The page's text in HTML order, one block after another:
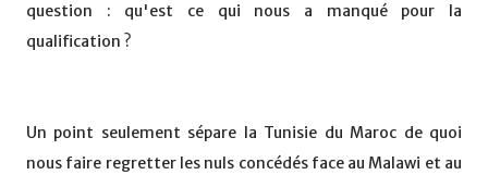
question : qu'est ce qui nous a manqué pour la
qualification ?
Un point seulement sépare la Tunisie du Maroc de quoi
nous faire regretter les nuls concédés face au Malawi et au